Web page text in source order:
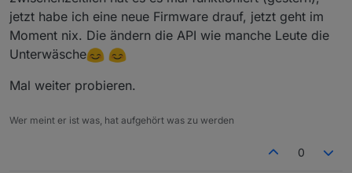
hier abschreiben.
wahrscheinlich die Verbindung zu
bestehenden Clients mit der gleichen ID,
wenn sich jemand mit der gleichen
jetzt habe ich eine neue Firmware drauf, jetzt geht im
Moment nix. Die ändern die API wie manche Leute die
Unterwäsche
Mal weiter probieren.
Wer meint er ist was, hat aufgehört was zu werden
0